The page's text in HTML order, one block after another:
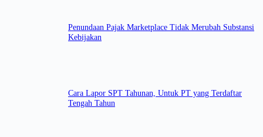
Penundaan Pajak Marketplace Tidak Merubah Substansi
Kebijakan
Cara Lapor SPT Tahunan, Untuk PT yang Terdaftar
Tengah Tahun